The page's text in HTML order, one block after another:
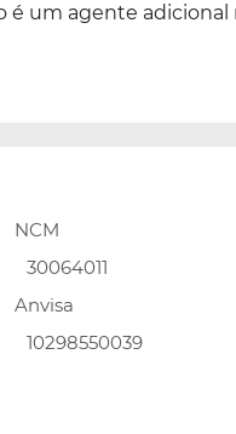
um agente adicional
NCM
30064011
Anvisa
10298550039